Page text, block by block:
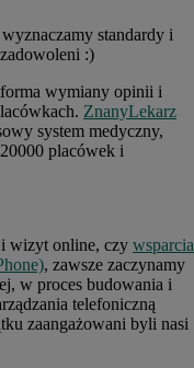
standardy i
:)
wymiany opinii i
ZnanyLekarz
system medyczny,
placówek i
wizyt online, czy wsparcia
, zawsze zaczynamy
w proces budowania i
telefoniczną
zaangażowani byli nasi